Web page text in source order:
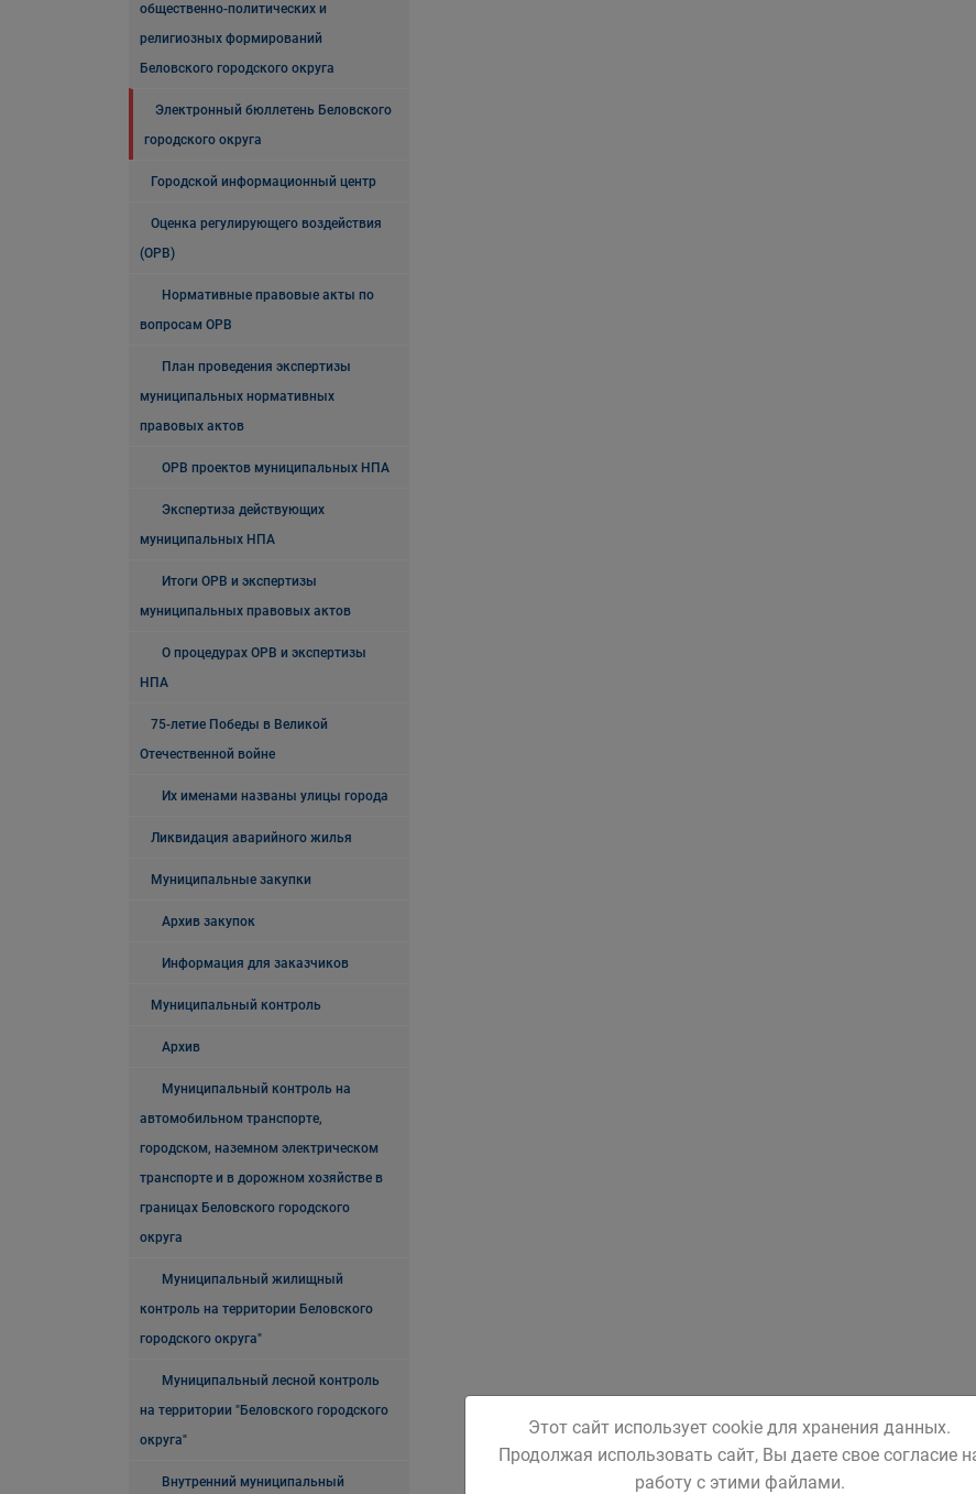
общественно-политических и
религиозных формирований
Беловского городского округа
Электронный бюллетень Беловского
городского округа
Городской информационный центр
Оценка регулирующего воздействия
(ОРВ)
Нормативные правовые акты по
вопросам ОРВ
План проведения экспертизы
муниципальных нормативных
правовых актов
ОРВ проектов муниципальных НПА
Экспертиза действующих
муниципальных НПА
Итоги ОРВ и экспертизы
муниципальных правовых актов
О процедурах ОРВ и экспертизы
НПА
75-летие Победы в Великой
Отечественной войне
Их именами названы улицы города
Ликвидация аварийного жилья
Муниципальные закупки
Архив закупок
Информация для заказчиков
Муниципальный контроль
Архив
Муниципальный контроль на
автомобильном транспорте,
городском, наземном электрическом
транспорте и в дорожном хозяйстве в
границах Беловского городского
округа
Муниципальный жилищный
контроль на территории Беловского
городского округа"
Муниципальный лесной контроль
на территории "Беловского городского
округа"
Внутренний муниципальный
Этот сайт использует cookie для хранения данных.
Продолжая использовать сайт, Вы даете свое согласие
работу с этими файлами.